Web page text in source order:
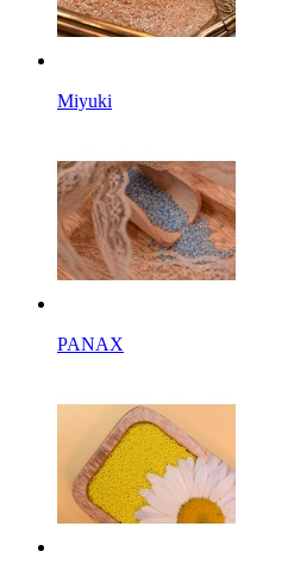
Miyuki
PANAX